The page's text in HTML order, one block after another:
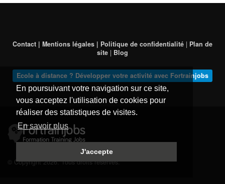
En poursuivant votre navigation sur ce site,
vous acceptez l'utilisation de cookies pour
réaliser des statistiques de visites.
En savoir plus
J'accepte
Contact | Mentions légales | Politique de confidentialité | Plan de
site | Blog
Ecole à distance ? Développer votre activité avec Fortrainjobs
© Copyright 2026. Tous droits réservés.